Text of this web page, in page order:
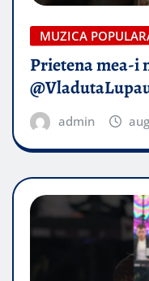
MUZICA
Prietena mea-i
admin